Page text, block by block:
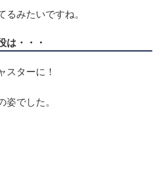
るみたいですね。
は・・・
スターに！
姿でした。